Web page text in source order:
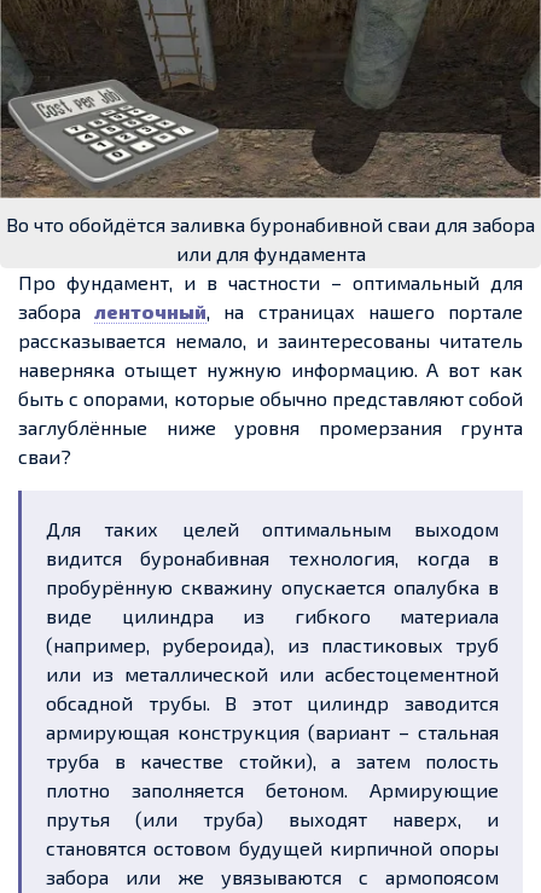
Во что обойдётся заливка буронабивной сваи для забора
или для фундамента
Про фундамент, и в частности – оптимальный для
забораленточный, на страницах нашего портале
рассказывается немало, и заинтересованы читатель
наверняка отыщет нужную информацию. А вот как
быть с опорами, которые обычно представляют собой
заглублённые ниже уровня промерзания грунта
сваи?
Для таких целей оптимальным выходом
видится буронабивная технология, когда в
пробурённую скважину опускается опалубка в
виде цилиндра из гибкого материала
(например, рубероида), из пластиковых труб
или из металлической или асбестоцементной
обсадной трубы. В этот цилиндр заводится
армирующая конструкция (вариант – стальная
труба в качестве стойки), а затем полость
плотно заполняется бетоном. Армирующие
прутья (или труба) выходят наверх, и
становятся остовом будущей кирпичной опоры
забора или же увязываются с армопоясом